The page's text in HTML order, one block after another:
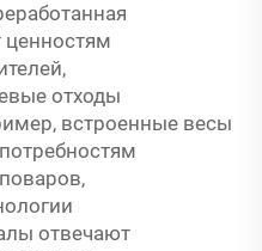
ценностям
отходы
встроенные весы
отвечают